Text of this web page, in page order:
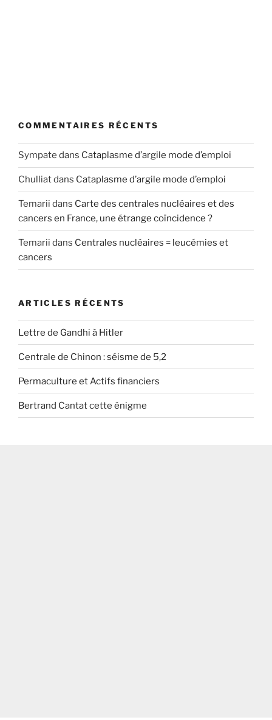
COMMENTAIRES RÉCENTS
Sympate dans Cataplasme d’argile mode d’emploi
Chulliatdans Cataplasme d’argile mode d’emploi
Temarii dans Carte des centrales nucléaires et des
cancers en France, une étrange coïncidence ?
Temarii dans Centrales nucléaires = leucémies et
cancers
ARTICLES RÉCENTS
Lettre de Gandhi à Hitler
Centrale de Chinon : séisme de 5,2
Permaculture et Actifs financiers
Bertrand Cantat cette énigme